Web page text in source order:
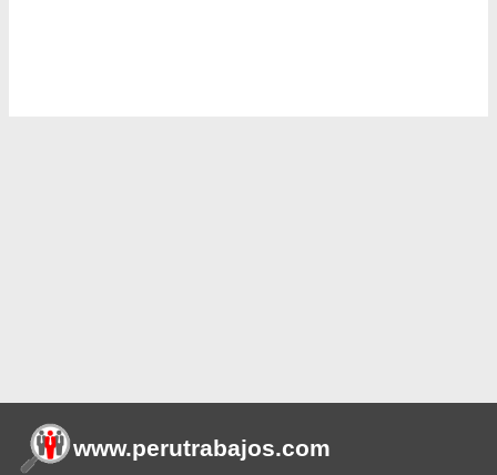
www.perutrabajos.com